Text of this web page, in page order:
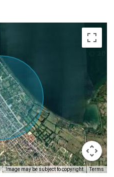
Image may be subject to copyright Terms